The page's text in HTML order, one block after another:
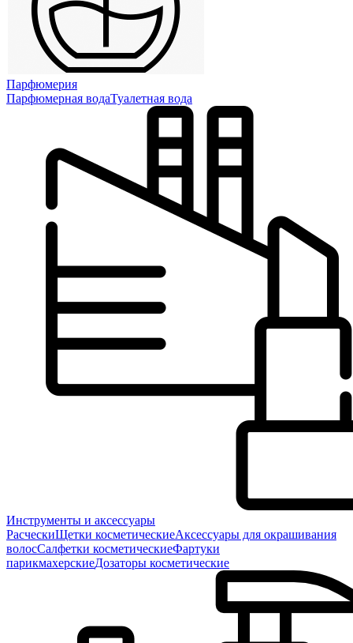
Парфюмерия
Парфюмерная водаТуалетная вода
Инструменты и аксессуары
РасческиЩетки косметическиеАксессуары для окрашивания
волосСалфетки косметическиеФартуки
парикмахерскиеДозаторы косметические